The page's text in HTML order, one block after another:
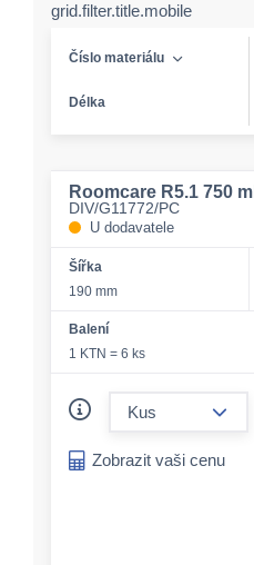
grid.filter.title.mobile
Číslo materiálu
Délka
Roomcare R5.1 750 ml
DIV/G11772/PC
U dodavatele
Šířka
190 mm
Balení
1 KTN = 6 ks
Zobrazit vaši cenu